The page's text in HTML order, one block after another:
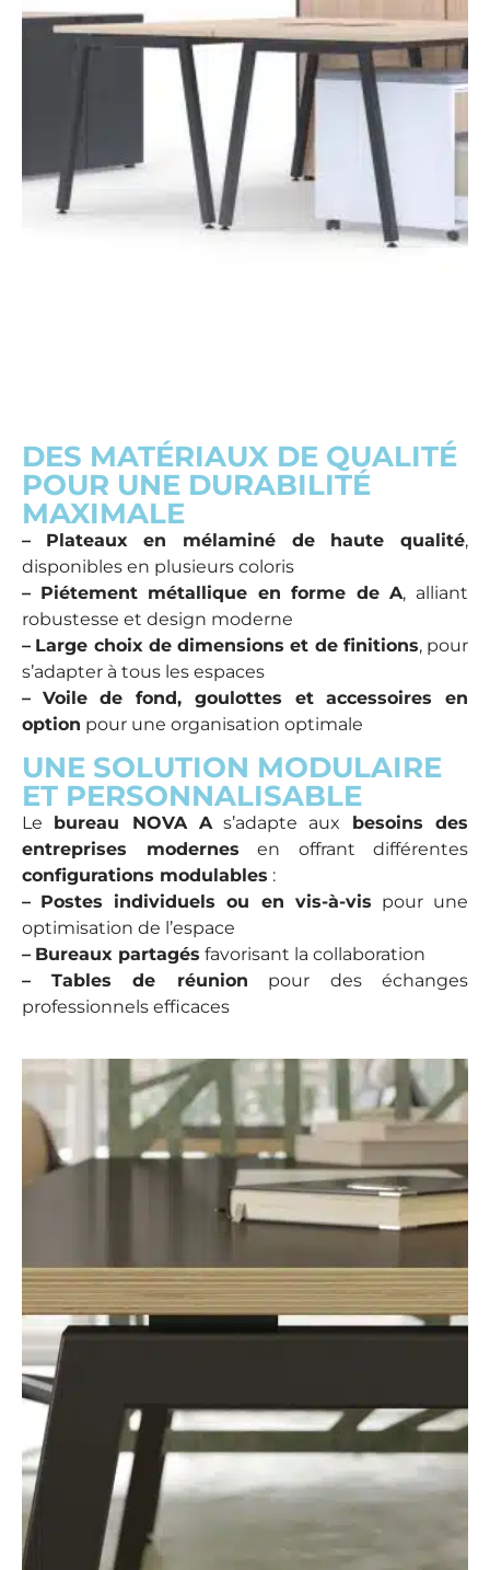
DES MATÉRIAUX DE QUALITÉ
POUR UNE DURABILITÉ
MAXIMALE
– Plateaux en mélaminé de haute qualité,
disponibles en plusieurs coloris
– Piétement métallique en forme de A, alliant
robustesse et design moderne
– Large choix de dimensions et de finitions, pour
s’adapter à tous les espaces
– Voile de fond, goulottes et accessoires en
option pour une organisation optimale
UNE SOLUTION MODULAIRE
ET PERSONNALISABLE
Le bureau NOVA As’adapte aux
besoins des
entreprises modernes en offrant différentes
configurations modulables :
– Postes individuels ou en vis-à-vis pour une
optimisation de l’espace
– Bureaux partagés favorisant la collaboration
–
Tables de réunion pour des échanges
professionnels efficaces